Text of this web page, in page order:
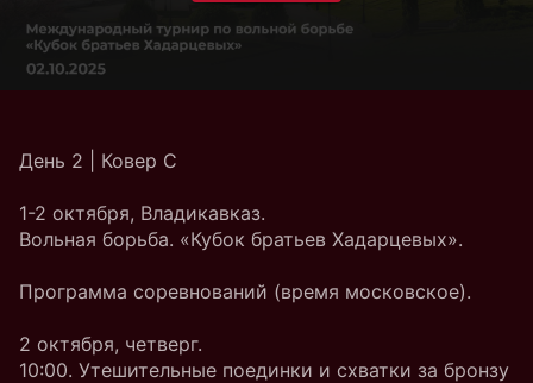
День 2 | Ковер C
1-2 октября, Владикавказ.
Вольная борьба. «Кубок братьев Хадарцевых».
Программа соревнований (время московское).
2 октября, четверг.
10:00. Утешительные поединки и схватки за бронзу